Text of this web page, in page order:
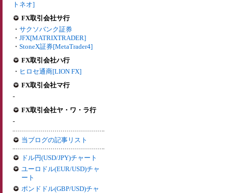
トネオ]
FX取引会社サ行
・ サクソバンク証券
・ JFX[MATRIXTRADER]
・ StoneX証券[MetaTrader4]
FX取引会社ハ行
・ ヒロセ通商[LION FX]
FX取引会社マ行
-
FX取引会社ヤ・ワ・ラ行
-
当ブログの記事リスト
ドル円(USD/JPY)チャート
ユーロドル(EUR/USD)チャ
ート
ポンドドル(GBP/USD)チャ